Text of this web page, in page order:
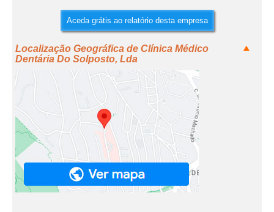
Aceda grátis ao relatório desta empresa
Localização Geográfica de Clínica Médico
Dentária Do Solposto, Lda